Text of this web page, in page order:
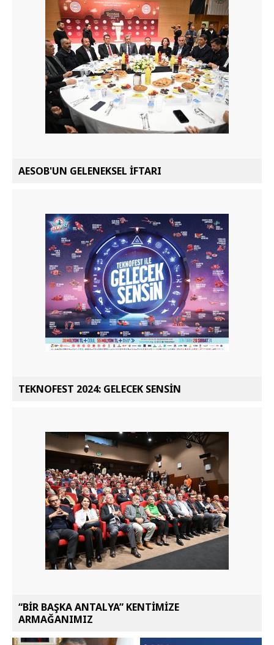
AESOB'UN GELENEKSEL İFTARI
TEKNOFEST 2024: GELECEK SENSİN
“BİR BAŞKA ANTALYA” KENTİMİZE
ARMAĞANIMIZ